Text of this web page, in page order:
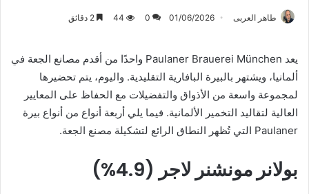
طاهر العربى 01/06/2026
0
44
يعد Paulaner Brauerei München واحدًا من أقدم مصانع الجعة في
ألمانيا، ويشتهر بالبيرة البافارية التقليدية. واليوم، يتم تحضيرها
لمجموعة واسعة من الأذواق والتفضيلات مع الحفاظ على المعايير
العالية لتقاليد التخمير الألمانية. فيما يلي أربعة أنواع من أنواع بيرة
Paulaner التي تُظهر النطاق الرائع لتشكيلة مصنع الجعة.
بولانر مونشنر لاجر (4.9%)